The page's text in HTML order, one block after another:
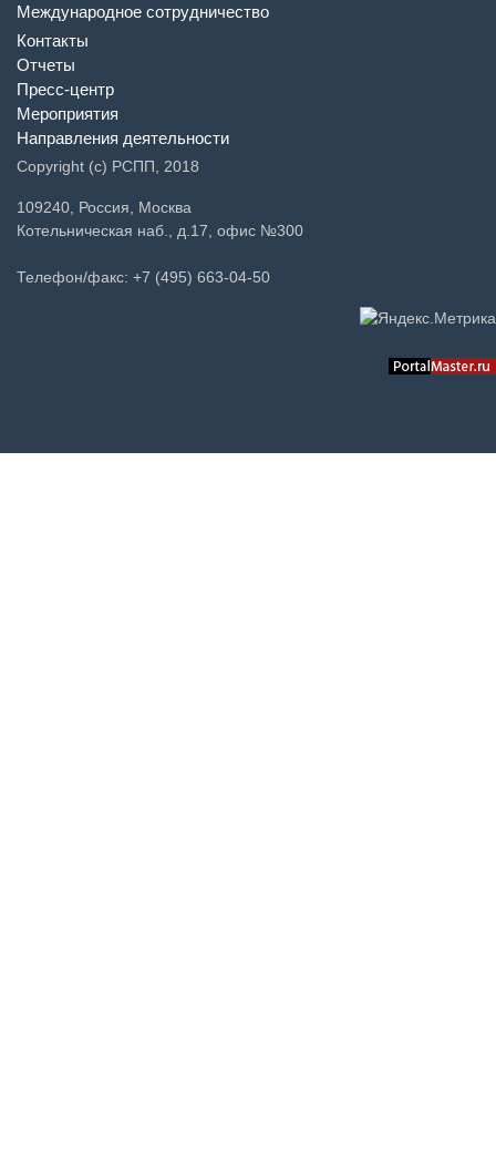
Международное сотрудничество
Контакты
Отчеты
Пресс-центр
Мероприятия
Направления деятельности
Copyright (c) РСПП, 2018
109240, Россия, Москва
Котельническая наб., д.17, офис №300
Телефон/факс: +7 (495) 663-04-50